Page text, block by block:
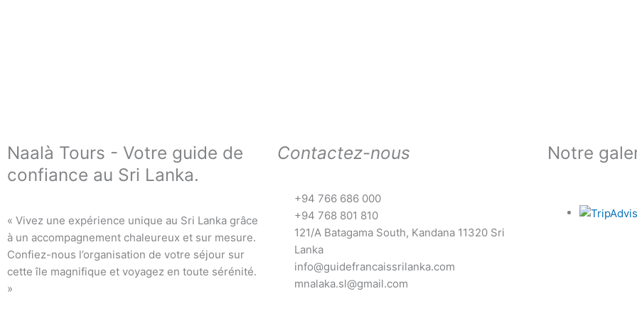
Naalà Tours - Votre guide de
confiance au Sri Lanka.
« Vivez une expérience unique au Sri Lanka grâce
à un accompagnement chaleureux et sur mesure.
Confiez-nous l’organisation de votre séjour sur
cette île magnifique et voyagez en toute sérénité.
»
Contactez-nous
+94 766 686 000
+94 768 801 810
121/A Batagama South, Kandana 11320 Sri
Lanka
info@guidefrancaissrilanka.com
mnalaka.sl@gmail.com
Notre